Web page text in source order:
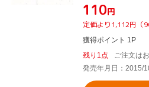
¥110円
定価より1,112円（
獲得ポイント 1P
残り1点
ご注文は
発売年月日：2015/